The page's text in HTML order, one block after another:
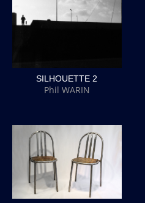
SILHOUETTE 2
Phil WARIN